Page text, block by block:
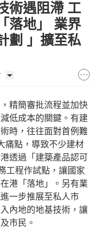
術遇阻滯 工
落地」 業界
劃 」擴至私
精簡審批流程並加快
低成本的關鍵。有建
時，往往面對首例難
痛點，導致不少建材
透過「建築產品認可
工程作試點，讓國家
港「落地」。另有業
一步推展至私人市
內地的地基技術，讓
市民。